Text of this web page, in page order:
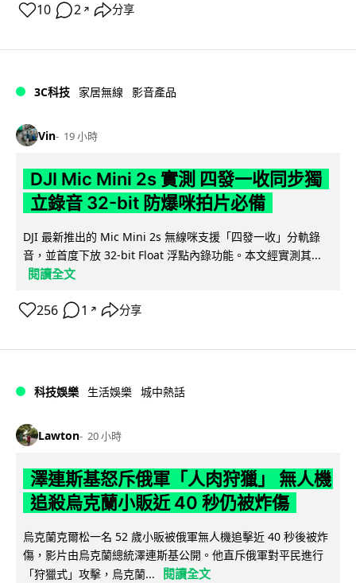
10 2 ↗ 分享
3C科技 家居無線 影音產品
Vin 19 小時
DJI Mic Mini 2s 實測 四發一收同步獨
立錄音 32-bit 防爆咪拍片必備
DJI 最新推出的 Mic Mini 2s 無線咪支援「四發一收」分軌錄
音，並首度下放 32-bit Float 浮點內錄功能。本文經實測其...
閱讀全文
256 1 ↗ 分享
科技娛樂 生活娛樂 城中熱話
Lawton 20 小時
澤連斯基怒斥俄軍「人肉狩獵」 無人機
追殺烏克蘭小販近 40 秒仍被炸傷
烏克蘭克爾松一名 52 歲小販被俄軍無人機追擊近 40 秒後被炸
傷，影片由烏克蘭總統澤連斯基公開。他直斥俄軍對平民進行
「狩獵式」攻擊，烏克蘭...
閱讀全文